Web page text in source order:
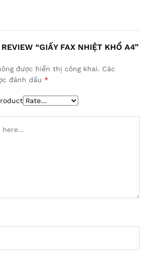
“GIẤY FAX NHIỆT KHỔ A4”
được hiển thị công khai. Các
đánh dấu *